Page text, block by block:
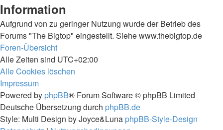
Information
Aufgrund von zu geringer Nutzung wurde der Betrieb des
Forums "The Bigtop" eingestellt. Siehe www.thebigtop.de
Foren-Übersicht
Alle Zeiten sind UTC+02:00
Alle Cookies löschen
Impressum
Powered by phpBB® Forum Software © phpBB Limited
Deutsche Übersetzung durch phpBB.de
Style: Multi Design by Joyce&Luna phpBB-Style-Design